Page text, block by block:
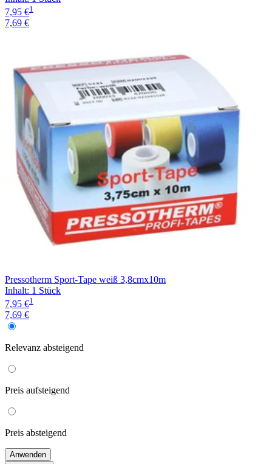
7,95 €1
7,69 €
Pressotherm Sport-Tape weiß 3,8cmx10m
Inhalt: 1 Stück
7,95 €1
7,69 €
Relevanz absteigend
Preis aufsteigend
Preis absteigend
Anwenden